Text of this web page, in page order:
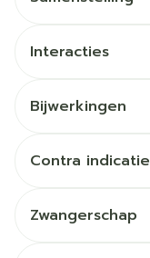
Interacties
Bijwerkingen
Contra indicatie
Zwangerschap